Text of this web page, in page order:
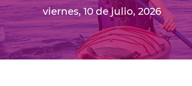
viernes, 10 de julio, 2026